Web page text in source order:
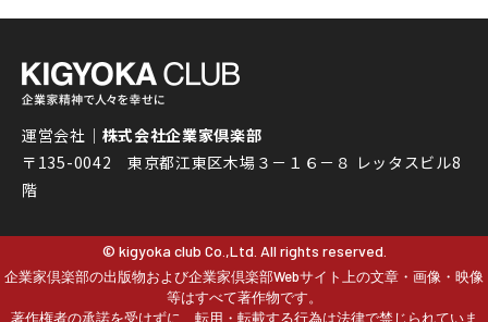
運営会社｜ 株式会社企業家倶楽部
〒135-0042 東京都江東区木場３－１６－８ レッタスビル8
階
© kigyoka club Co.,Ltd. All rights reserved.
企業家倶楽部の出版物および企業家倶楽部Webサイト上の文章・画像・映像
等はすべて著作物です。
著作権者の承諾を受けずに、転用・転載する行為は法律で禁じられていま